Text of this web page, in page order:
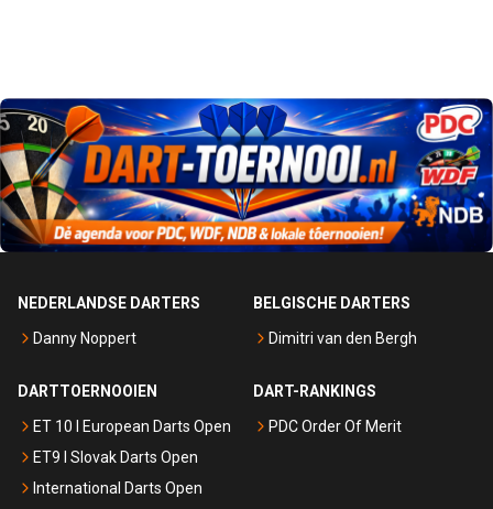
NEDERLANDSE DARTERS
Danny Noppert
BELGISCHE DARTERS
Dimitri van den Bergh
DARTTOERNOOIEN
ET 10 I European Darts Open
ET9 I Slovak Darts Open
International Darts Open
DART-RANKINGS
PDC Order Of Merit